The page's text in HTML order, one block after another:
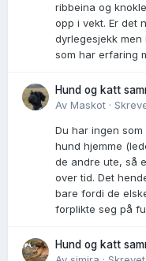
ribbeina og
opp i vekt. Er det
dyrlegesjekk men
som har erfaring
Hund og katt
Av Maskot ·
Du har ingen
hund hjemme
de andre ute, så
over tid. Det
bare fordi de
forplikte seg på
Hund og katt